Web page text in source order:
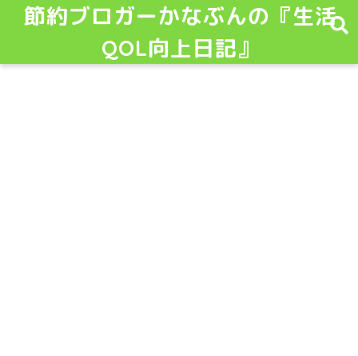
節約ブロガーかなぶんの『生活
QOL向上日記』